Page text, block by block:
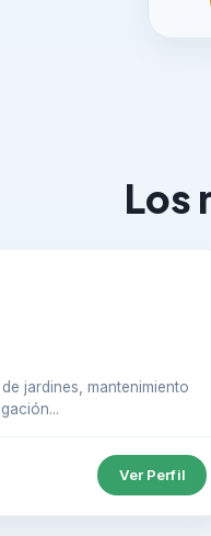
Los
jardines, mantenimiento
Ver Perfil